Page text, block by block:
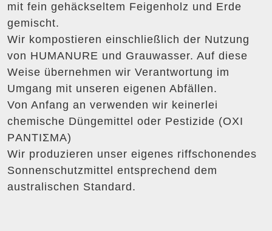
mit fein gehäckseltem Feigenholz und Erde
gemischt.
Wir kompostieren einschließlich der Nutzung
von HUMANURE und Grauwasser. Auf diese
Weise übernehmen wir Verantwortung im
Umgang mit unseren eigenen Abfällen.
Von Anfang an verwenden wir keinerlei
chemische Düngemittel oder Pestizide (ΟΧΙ
PΑΝΤΙΣΜΑ)
Wir produzieren unser eigenes riffschonendes
Sonnenschutzmittel entsprechend dem
australischen Standard.